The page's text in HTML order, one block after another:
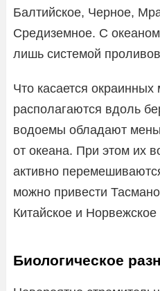
Балтийское, Черное,
Средиземное. С
лишь системой
Что касается окраинных
располагаются вдоль
водоемы обладают
от океана. При этом их
активно
можно привести
Китайское и
Биологическое